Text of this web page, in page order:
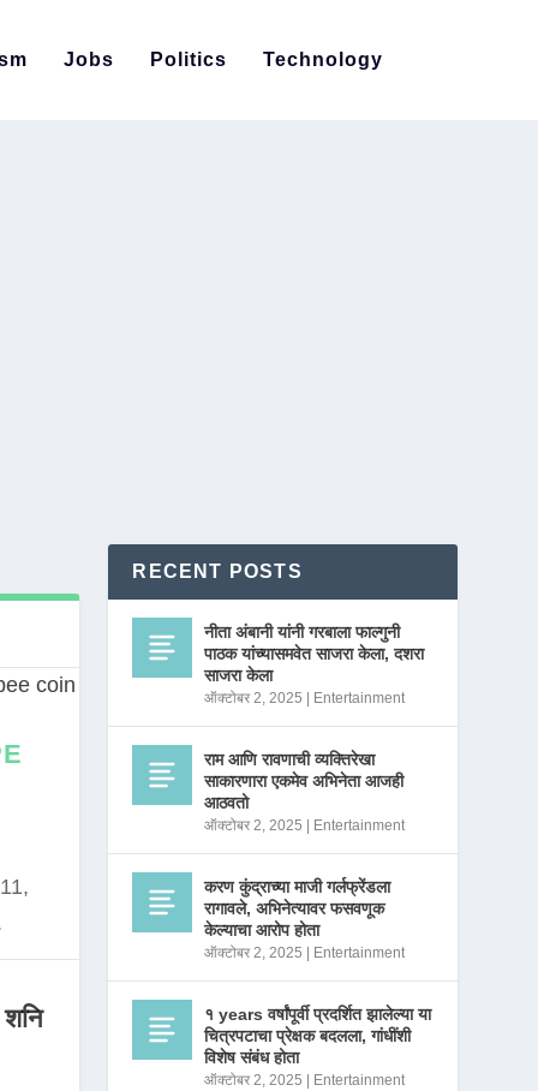
Jobs Politics Technology
RECENT POSTS
नीता अंबानी यांनी गरबाला फाल्गुनी
पाठक यांच्यासमवेत साजरा केला, दशरा
साजरा केला
ऑक्टोबर 2, 2025 Entertainment
राम आणि रावणाची व्यक्तिरेखा
साकारणारा एकमेव अभिनेता आजही
आठवतो
ऑक्टोबर 2, 2025 Entertainment
करण कुंद्राच्या माजी गर्लफ्रेंडला
रागावले, अभिनेत्यावर फसवणूक
केल्याचा आरोप होता
ऑक्टोबर 2, 2025 Entertainment
१ years वर्षांपूर्वी प्रदर्शित झालेल्या या
चित्रपटाचा प्रेक्षक बदलला, गांधींशी
विशेष संबंध होता
ऑक्टोबर 2, 2025 Entertainment